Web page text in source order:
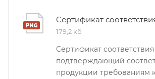
Сертификат
179,2 кб
Сертификат соответствия
подтверждающий
продукции требованиям